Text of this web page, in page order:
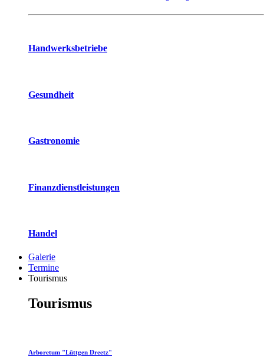
Handwerksbetriebe
Gesundheit
Gastronomie
Finanzdienstleistungen
Handel
Galerie
Termine
Tourismus
Tourismus
Arboretum "Lüttgen Dreetz"